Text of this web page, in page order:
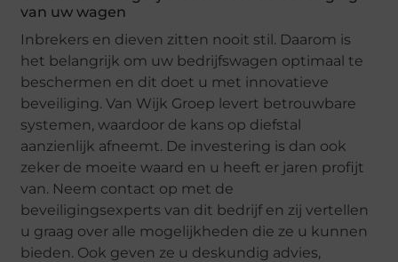
van uw wagen
Inbrekers en dieven zitten nooit stil. Daarom is
het belangrijk om uw bedrijfswagen optimaal te
beschermen en dit doet u met innovatieve
beveiliging. Van Wijk Groep levert betrouwbare
systemen, waardoor de kans op diefstal
aanzienlijk afneemt. De investering is dan ook
zeker de moeite waard en u heeft er jaren profijt
van. Neem contact op met de
beveiligingsexperts van dit bedrijf en zij vertellen
u graag over alle mogelijkheden die ze u kunnen
bieden. Ook geven ze u deskundig advies,